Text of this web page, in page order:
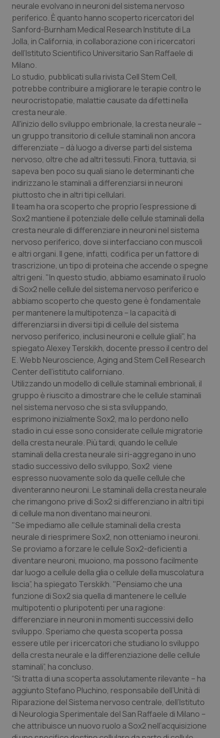
Professionisti Sanitari.AI
Abruzzo
Basilicata
Calabria
Campania
Emilia-Romagna
Friuli Venezia Giulia
Lazio
Liguria
Lombardia
Marche
Molise
Piemonte
Provincia Autonoma di Bolzano
Provincia Autonoma di Trento
Puglia
Sardegna
Sicilia
Toscana
Umbria
Valle D’Aosta
Veneto
QS Pro Gold
Artrite & artrosi
Asma & BPCO
Car-T
Colesterolo & coronaropatie
Dermatite Atopica
Diabete & glucometri
Disturbi dell’umore
Dolore
Donna & Salute
Epatiti
HIV
Infezioni & Febbre
Ipertensione & Scompenso
Malattie rare
Malattia di Crohn & Rettocolite Ulcerosa
Neuroscienze & patologie neurodegenerative
Obesità
Oftalmologia
Oncodermatologia
Oncoematologia
Oncologia & Nutrizione
Psoriasi & pelle
Quotidiano Cardiologia
Quotidiano Chirurgia
Quotidiano Oncologia
Quotidiano Pediatria
Rene & patologie urogenitali
QS Club Newsletter
neurale evolvano in neuroni del sistema nervoso
periferico. È quanto hanno scoperto ricercatori del
Sanford-Burnham Medical Research Institute di La
Jolla, in California, in collaborazione con i ricercatori
dell’Istituto Scientifico Universitario San Raffaele di
Milano.
Lo studio, pubblicati sulla rivista Cell Stem Cell,
potrebbe contribuire a migliorare le terapie contro le
neurocristopatie, malattie causate da difetti nella
cresta neurale.
All'inizio dello sviluppo embrionale, la cresta neurale –
un gruppo transitorio di cellule staminali non ancora
differenziate – dà luogo a diverse parti del sistema
nervoso, oltre che ad altri tessuti. Finora, tuttavia, si
sapeva ben poco su quali siano le determinanti che
indirizzano le staminali a differenziarsi in neuroni
piuttosto che in altri tipi cellulari.
Il team ha ora scoperto che proprio l'espressione di
Sox2 mantiene il potenziale delle cellule staminali della
cresta neurale di differenziare in neuroni nel sistema
nervoso periferico, dove si interfacciano con muscoli
e altri organi. Il gene, infatti, codifica per un fattore di
trascrizione, un tipo di proteina che accende o spegne
altri geni. "In questo studio, abbiamo esaminato il ruolo
di Sox2 nelle cellule del sistema nervoso periferico e
abbiamo scoperto che questo gene è fondamentale
per mantenere la multipotenza – la capacità di
differenziarsi in diversi tipi di cellule del sistema
nervoso periferico, inclusi neuroni e cellule gliali", ha
spiegato Alexey Terskikh, docente presso il centro del
E. Webb Neuroscience, Aging and Stem Cell Research
Center dell’istituto californiano.
Utilizzando un modello di cellule staminali embrionali, il
gruppo è riuscito a dimostrare che le cellule staminali
nel sistema nervoso che si sta sviluppando,
esprimono inizialmente Sox2, ma lo perdono nello
stadio in cui esse sono considerate cellule migratorie
della cresta neurale. Più tardi, quando le cellule
staminali della cresta neurale si ri-aggregano in uno
stadio successivo dello sviluppo, Sox2 viene
espresso nuovamente solo da quelle cellule che
diventeranno neuroni. Le staminali della cresta neurale
che rimangono prive di Sox2 si differenziano in altri tipi
di cellule ma non diventano mai neuroni.
"Se impediamo alle cellule staminali della cresta
neurale di riesprimere Sox2, non otteniamo i neuroni.
Se proviamo a forzare le cellule Sox2-deficienti a
diventare neuroni, muoiono, ma possono facilmente
dar luogo a cellule della glia o cellule della muscolatura
liscia”, ha spiegato Terskikh. "Pensiamo che una
funzione di Sox2 sia quella di mantenere le cellule
multipotenti o pluripotenti per una ragione:
differenziare in neuroni in momenti successivi dello
sviluppo. Speriamo che questa scoperta possa
essere utile per i ricercatori che studiano lo sviluppo
della cresta neurale e la differenziazione delle cellule
staminali”, ha concluso.
“Si tratta di una scoperta assolutamente rilevante – ha
aggiunto Stefano Pluchino, responsabile dell’Unità di
Riparazione del Sistema nervoso centrale, dell’Istituto
di Neurologia Sperimentale del San Raffaele di Milano –
che attribuisce un nuovo ruolo a Sox2 nell’acquisizione